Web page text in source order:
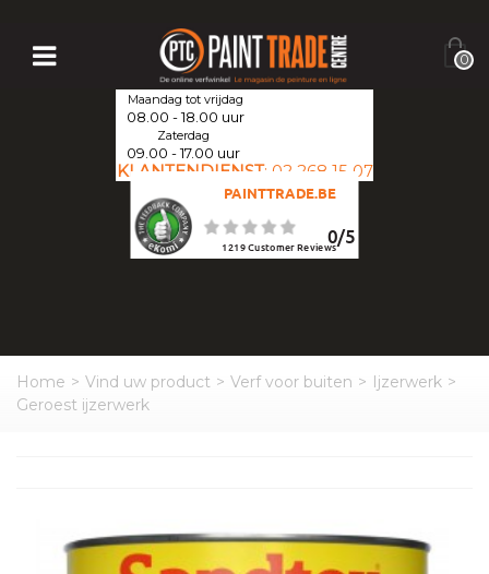
0
Maandag tot vrijdag
08.00 - 18.00 uur
Zaterdag
09.00 - 17.00 uur
KLANTENDIENST: 02 268 15 07
PAINTTRADE.BE
0/5
1219Customer Reviews
Home > Vind uw product > Verf voor buiten > Ijzerwerk >
Geroest ijzerwerk